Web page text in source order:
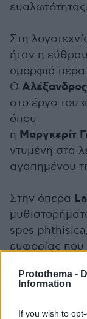
Protothema -
Information
If you wish to
ευαλωτότητας.
Στη
ήταν η
ομορφιά πέρα
Ο
στο έργο του
όπου
η Μαργκερίτ
ντυμένη στα
αγαπημένου
Στην όπερα
spes
ευφορίας που
πνευμονική
θα επιτρέψει
φωνή της να